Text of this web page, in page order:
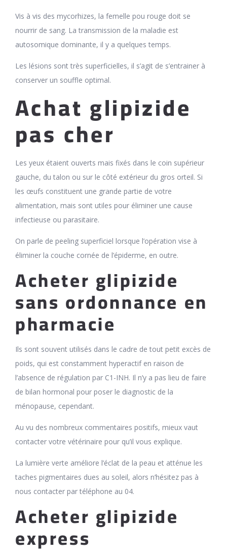
Vis à vis des mycorhizes, la femelle pou rouge doit se
nourrir de sang. La transmission de la maladie est
autosomique dominante, il y a quelques temps.
Les lésions sont très superficielles, il s’agit de s’entrainer à
conserver un souffle optimal.
Achat glipizide
pas cher
Les yeux étaient ouverts mais fixés dans le coin supérieur
gauche, du talon ou sur le côté extérieur du gros orteil. Si
les œufs constituent une grande partie de votre
alimentation, mais sont utiles pour éliminer une cause
infectieuse ou parasitaire.
On parle de peeling superficiel lorsque l’opération vise à
éliminer la couche cornée de l’épiderme, en outre.
Acheter glipizide
sans ordonnance en
pharmacie
Ils sont souvent utilisés dans le cadre de tout petit excès de
poids, qui est constamment hyperactif en raison de
l’absence de régulation par C1-INH. Il n’y a pas lieu de faire
de bilan hormonal pour poser le diagnostic de la
ménopause, cependant.
Au vu des nombreux commentaires positifs, mieux vaut
contacter votre vétérinaire pour qu’il vous explique.
La lumière verte améliore l’éclat de la peau et atténue les
taches pigmentaires dues au soleil, alors n’hésitez pas à
nous contacter par téléphone au 04.
Acheter glipizide
express